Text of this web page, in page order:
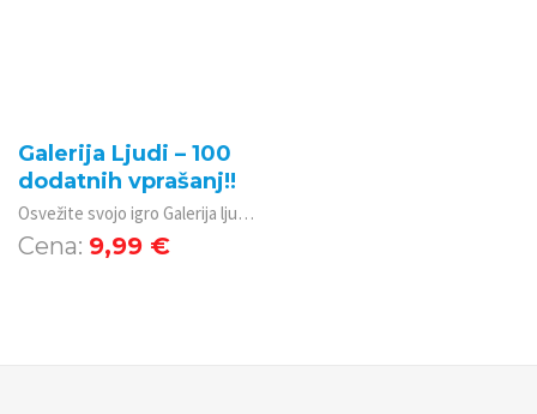
Galerija Ljudi – 100
dodatnih vprašanj!!
Osvežite svojo igro Galerija ljudi z 100 dodatnimi vprašanji. Galerija ljudi je namizna igra za 3–6 igralcev, ki na zabaven način ustvarja nove vezi med prijatelji in preko vprašanj preverja, kako dobro se v resnici poznamo med sabo
9,99 €